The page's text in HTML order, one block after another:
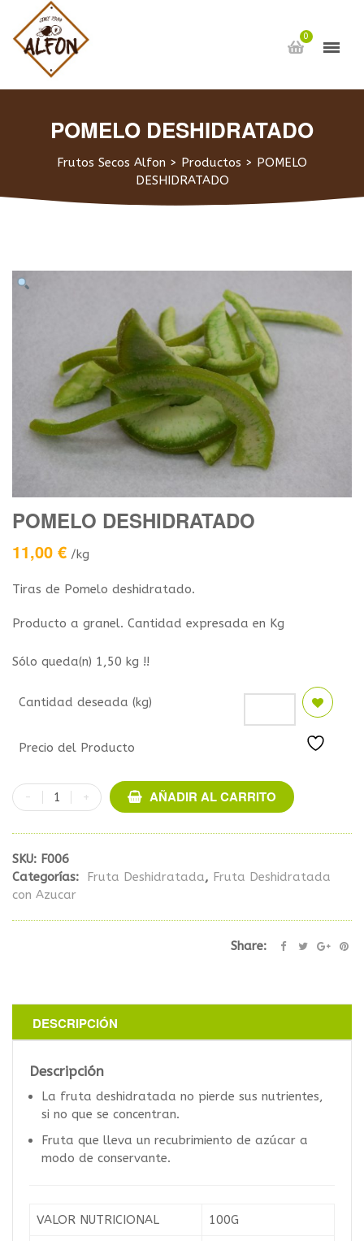
0
POMELO DESHIDRATADO
Frutos Secos Alfon > Productos > POMELO
DESHIDRATADO
POMELO DESHIDRATADO
11,00 € /kg
Tiras de Pomelo deshidratado.
Producto a granel. Cantidad expresada en Kg
Sólo queda(n) 1,50 kg !!
Cantidad deseada (kg)
Precio del Producto
AÑADIR AL CARRITO
SKU: F006
Categorías:
Fruta Deshidratada, Fruta Deshidratada
con Azucar
Share:
DESCRIPCIÓN
Descripción
La fruta deshidratada no pierde sus nutrientes,
si no que se concentran.
Fruta que lleva un recubrimiento de azúcar a
modo de conservante.
VALOR NUTRICIONAL 100G